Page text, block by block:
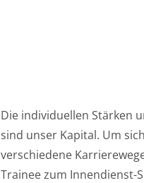
Die individuellen Stärken
sind unser Kapital. Um
verschiedene
Trainee zum Innendienst-